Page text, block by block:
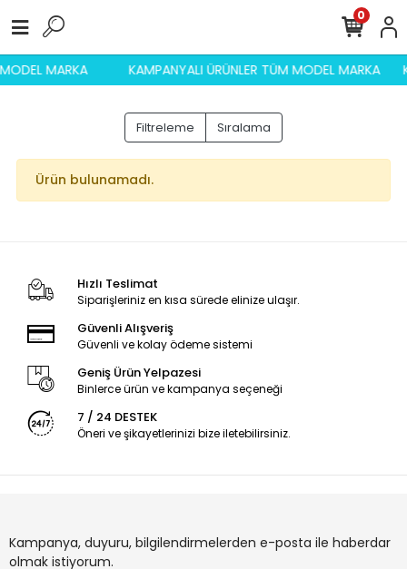
MARKA KAMPANYALI ÜRÜNLER TÜM MODEL MARKA
0
Filtreleme Sıralama
Ürün bulunamadı.
Hızlı Teslimat
Siparişleriniz en kısa sürede elinize ulaşır.
Güvenli Alışveriş
Güvenli ve kolay ödeme sistemi
Geniş Ürün Yelpazesi
Binlerce ürün ve kampanya seçeneği
7 / 24 DESTEK
Öneri ve şikayetlerinizi bize iletebilirsiniz.
Kampanya, duyuru, bilgilendirmelerden e-posta ile haberdar
olmak istiyorum.